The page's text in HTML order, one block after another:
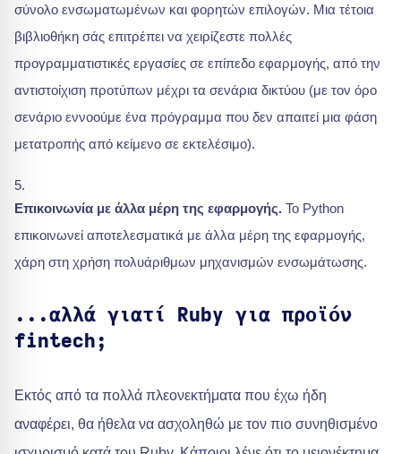
σύνολο ενσωματωμένων και φορητών επιλογών. Μια τέτοια
βιβλιοθήκη σάς επιτρέπει να χειρίζεστε πολλές
προγραμματιστικές εργασίες σε επίπεδο εφαρμογής, από την
αντιστοίχιση προτύπων μέχρι τα σενάρια δικτύου (με τον όρο
σενάριο εννοούμε ένα πρόγραμμα που δεν απαιτεί μια φάση
μετατροπής από κείμενο σε εκτελέσιμο).
Επικοινωνία με άλλα μέρη της εφαρμογής. Το Python
επικοινωνεί αποτελεσματικά με άλλα μέρη της εφαρμογής,
χάρη στη χρήση πολυάριθμων μηχανισμών ενσωμάτωσης.
...αλλά γιατί Ruby για προϊόν
fintech;
Εκτός από τα πολλά πλεονεκτήματα που έχω ήδη
αναφέρει, θα ήθελα να ασχοληθώ με τον πιο συνηθισμένο